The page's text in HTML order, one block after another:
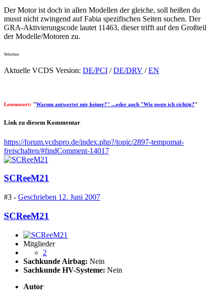
Der Motor ist doch in allen Modellen der gleiche, soll heißen du
musst nicht zwingend auf Fabia spezifischen Seiten suchen. Der
GRA-Aktivierungscode lautet 11463, dieser trifft auf den Großteil
der Modelle/Motoren zu.
Sebastian
Aktuelle VCDS Version: DE/PCI /DE/DRV /EN
Lesenswert: "Warum antwortet mir keiner?" ...oder auch "Wie poste ich richtig?"
Link zu diesem Kommentar
https://forum.vcdspro.de/index.php?/topic/2897-tempomat-
freischalten/#findComment-14017
SCReeM21
#3 - Geschrieben 12. Juni 2007
SCReeM21
Mitglieder
2
Sachkunde Airbag: Nein
Sachkunde HV-Systeme: Nein
Autor